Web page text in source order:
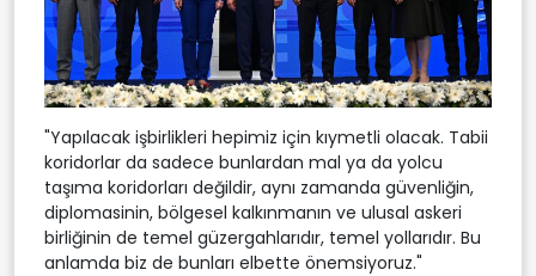
"Yapılacak işbirlikleri hepimiz için kıymetli olacak. Tabii
koridorlar da sadece bunlardan mal ya da yolcu
taşıma koridorları değildir, aynı zamanda güvenliğin,
diplomasinin, bölgesel kalkınmanın ve ulusal askeri
birliğinin de temel güzergahlarıdır, temel yollarıdır. Bu
anlamda biz de bunları elbette önemsiyoruz."